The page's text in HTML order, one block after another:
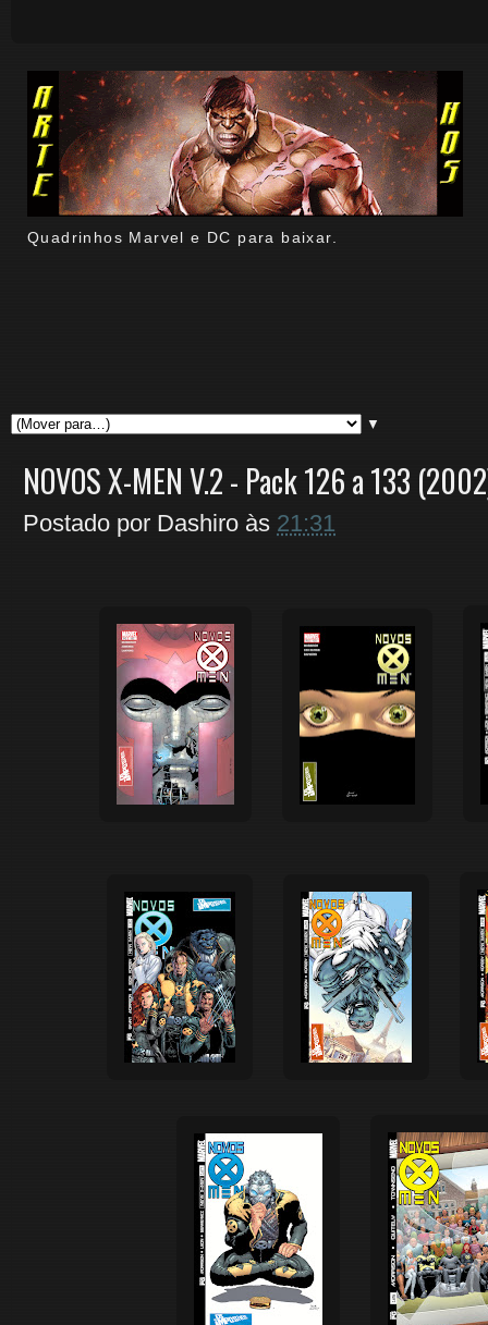
Quadrinhos Marvel e DC para baixar.
▼
NOVOS X-MEN V.2 - Pack 126 a 133
Postado por Dashiro às 21:31